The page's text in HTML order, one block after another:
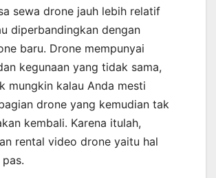
sewa drone jauh lebih relatif
diperbandingkan dengan
baru. Drone mempunyai
kegunaan yang tidak sama,
mungkin kalau Anda mesti
drone yang kemudian tak
kembali. Karena itulah,
rental video drone yaitu hal